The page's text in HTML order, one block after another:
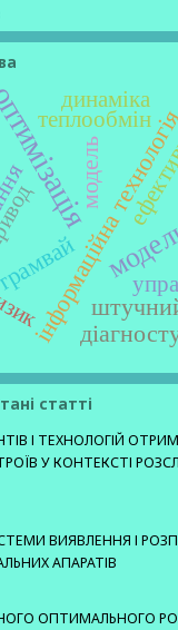
інформаційна
модель
теплообмін
динаміка
статті
І ТЕХНОЛОГІЙ
У КОНТЕКСТІ
ВИЯВЛЕННЯ І
АПАРАТІВ
ОПТИМАЛЬНОГО